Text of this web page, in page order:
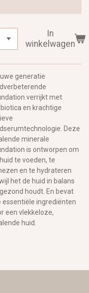
In
winkelwagen
generatie
verrijkt met
en krachtige
Deze
minerale
is ontworpen om
te voeden, te
en te hydrateren
het de huid in balans
houdt. En bevat
essentiële ingrediënten
een vlekkeloze,
huid.